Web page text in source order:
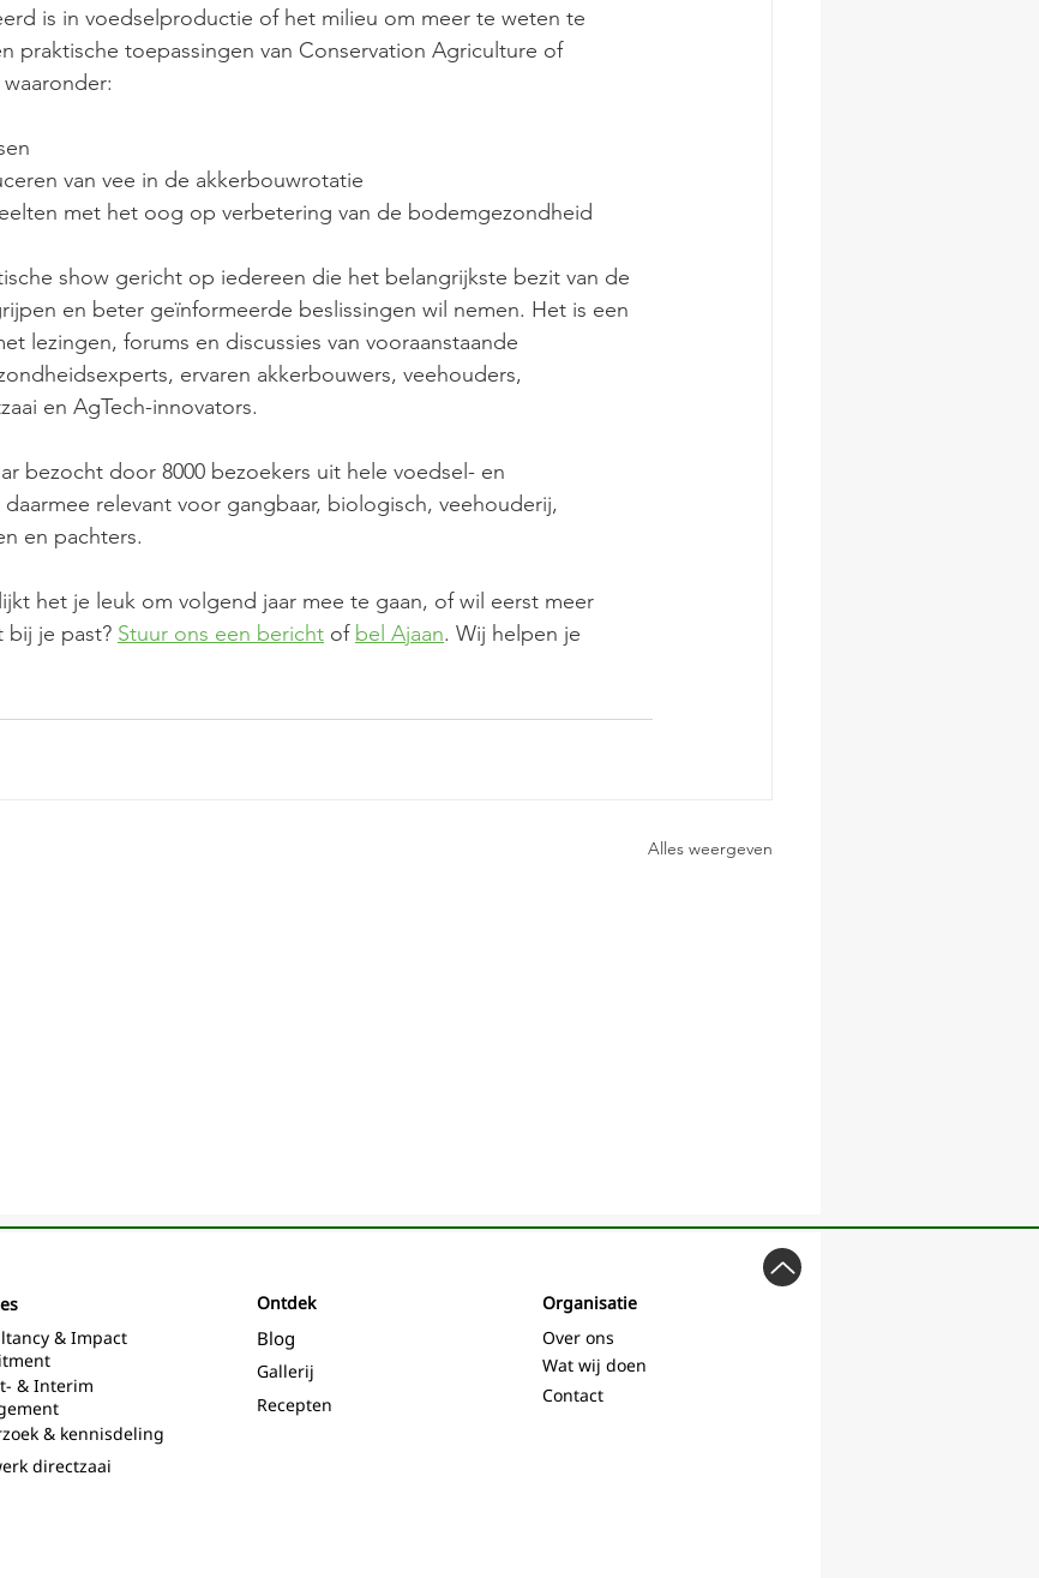
is in voedselproductie of het milieu om meer te weten te
praktische toepassingen van Conservation Agriculture of
van vee in de akkerbouwrotatie
met het oog op verbetering van de bodemgezondheid
show gericht op iedereen die het belangrijkste bezit van de
en beter geïnformeerde beslissingen wil nemen. Het is een
lezingen, forums en discussies van vooraanstaande
ervaren akkerbouwers, veehouders,
en AgTech-innovators.
bezocht door 8000 bezoekers uit hele voedsel- en
relevant voor gangbaar, biologisch, veehouderij,
en pachters.
het je leuk om volgend jaar mee te gaan, of wil eerst meer
je past? Stuur ons een bericht of bel Ajaan. Wij helpen je
Alles weergeven
& Impact
& Interim
& kennisdeling
directzaai
Ontdek
Blog
Gallerij
Recepten
Organisatie
Over ons
Wat wij doen
Contact